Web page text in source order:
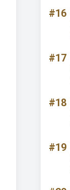
#16
#17
#18
#19